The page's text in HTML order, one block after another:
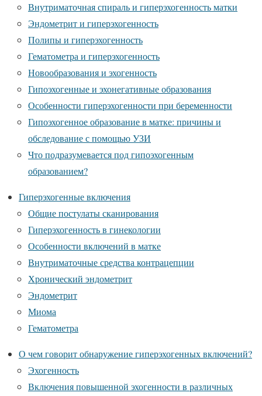
Внутриматочная спираль и гиперэхогенность матки
Эндометрит и гиперэхогенность
Полипы и гиперэхогенность
Гематометра и гиперэхогенность
Новообразования и эхогенность
Гипоэхогенные и эхонегативные образования
Особенности гиперэхогенности при беременности
Гипоэхогенное образование в матке: причины и
обследование с помощью УЗИ
Что подразумевается под гипоэхогенным
образованием?
Гиперэхогенные включения
Общие постулаты сканирования
Гиперэхогенность в гинекологии
Особенности включений в матке
Внутриматочные средства контрацепции
Хронический эндометрит
Эндометрит
Миома
Гематометра
О чем говорит обнаружение гиперэхогенных включений?
Эхогенность
Включения повышенной эхогенности в различных